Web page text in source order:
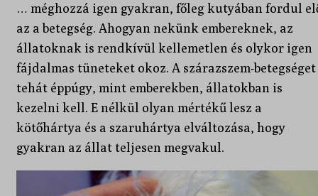
… méghozzá igen gyakran, főleg kutyában fordul
az a betegség. Ahogyan nekünk embereknek, az
állatoknak is rendkívül kellemetlen és olykor igen
fájdalmas tüneteket okoz. A szárazszem-betegséget
tehát éppúgy, mint emberekben, állatokban is
kezelni kell. E nélkül olyan mértékű lesz a
kötőhártya és a szaruhártya elváltozása, hogy
gyakran az állat teljesen megvakul.